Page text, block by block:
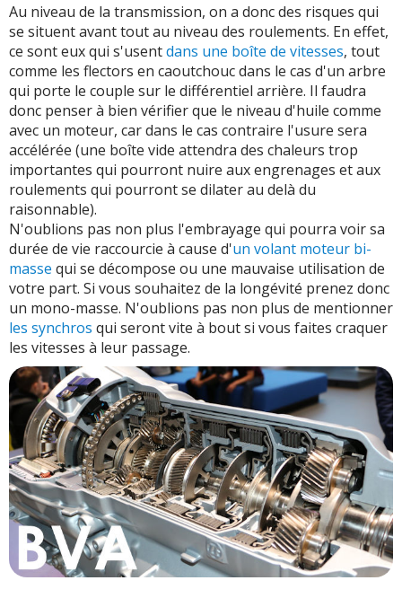
Au niveau de la transmission, on a donc des risques qui
se situent avant tout au niveau des roulements. En effet,
ce sont eux qui s'usentdans une boîte de vitesses, tout
comme les flectors en caoutchouc dans le cas d'un arbre
qui porte le couple sur le différentiel arrière. Il faudra
donc penser à bien vérifier que le niveau d'huile comme
avec un moteur, car dans le cas contraire l'usure sera
accélérée (une boîte vide attendra des chaleurs trop
importantes qui pourront nuire aux engrenages et aux
roulements qui pourront se dilater au delà du
raisonnable).
N'oublions pas non plus l'embrayage qui pourra voir sa
durée de vie raccourcie à cause d'un volant moteur bi-
masse qui se décompose ou une mauvaise utilisation de
votre part. Si vous souhaitez de la longévité prenez donc
un mono-masse. N'oublions pas non plus de mentionner
les synchros qui seront vite à bout si vous faites craquer
les vitesses à leur passage.